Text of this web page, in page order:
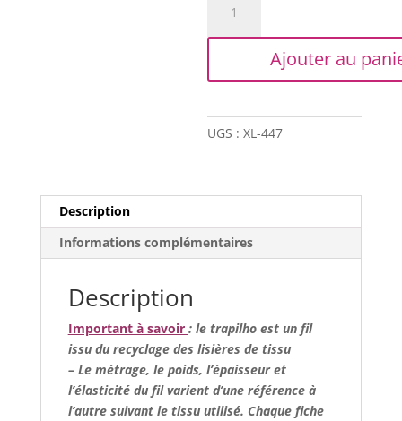
Trapilho
-
saumon
Ajouter au
UGS :XL-447
Description
Informations complémentaires
Description
Important à savoir : le trapilho est un fil
issu du recyclage des lisières de tissu
– Le métrage, le poids, l’épaisseur et
l’élasticité du fil varient d’une référence à
l’autre suivant le tissu utilisé. Chaque fiche